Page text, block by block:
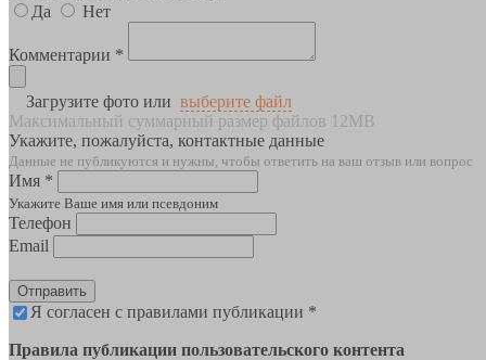
Да
Нет
Комментарии *
Загрузите фото или выберите файл
Максимальный суммарный размер файлов 12MB
Укажите, пожалуйста, контактные данные
Данные не публикуются и нужны, чтобы ответить на ваш отзыв или вопрос
Имя *
Укажите Ваше имя или псевдоним
Телефон
Email
Отправить
Я согласен с правилами публикации *
Правила публикации пользовательского контента